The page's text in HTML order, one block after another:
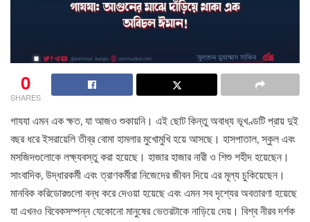
0
SHARES
গাযযা এমন এক ক্ষত, যা আজও শুকায়নি। এই ছোট কিন্তু অবাধ্য ভূখণ্ডটি প্রায় দুই
বছর ধরে ইসরায়েলি তীব্র বোমা হামলার মুখোমুখি হয়ে আসছে। হাসপাতাল, স্কুল এবং
মসজিদগুলোকে লক্ষ্যবস্তু করা হয়েছে। হাজার হাজার নারী ও শিশু শহীদ হয়েছেন।
সাংবাদিক, উদ্ধারকর্মী এবং ত্রাণকর্মীরা নিজেদের জীবন দিয়ে এর মূল্য চুকিয়েছেন।
মানবিক করিডোরগুলো বন্ধ করে দেওয়া হয়েছে এবং এমন সব দৃশ্যের অবতারণা হয়েছে
যা এখনও বিবেকসম্পন্ন যেকোনো মানুষের ভেতরটাকে নাড়িয়ে দেয়। বিশ্ব নীরব দর্শক